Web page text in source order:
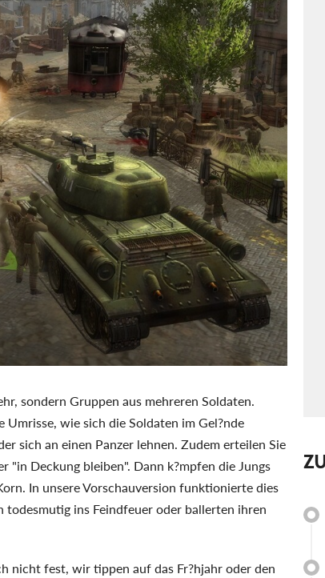
sondern Gruppen aus mehreren Soldaten.
Umrisse, wie sich die Soldaten im Gel?nde
sich an einen Panzer lehnen. Zudem erteilen Sie
"in Deckung bleiben". Dann k?mpfen die Jungs
In unsere Vorschauversion funktionierte dies
ins Feindfeuer oder ballerten ihren
nicht fest, wir tippen auf das Fr?hjahr oder den